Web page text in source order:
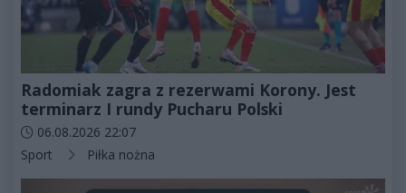
Radomiak zagra z rezerwami Korony. Jest
terminarz I rundy Pucharu Polski
Data dodania artykułu:
06.08.2026 22:07
Kategorie artykułu:
Sport Piłka nożna